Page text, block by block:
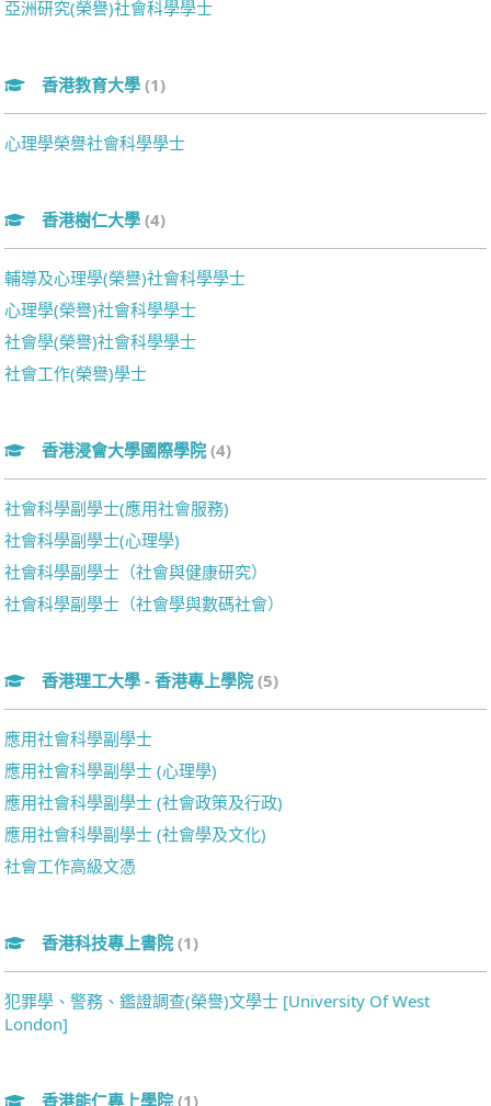
亞洲研究(榮譽)社會科學學士
香港教育大學 (1)
心理學榮譽社會科學學士
香港樹仁大學 (4)
輔導及心理學(榮譽)社會科學學士
心理學(榮譽)社會科學學士
社會學(榮譽)社會科學學士
社會工作(榮譽)學士
香港浸會大學國際學院 (4)
社會科學副學士(應用社會服務)
社會科學副學士(心理學)
社會科學副學士（社會與健康研究）
社會科學副學士（社會學與數碼社會）
香港理工大學 - 香港專上學院 (5)
應用社會科學副學士
應用社會科學副學士 (心理學)
應用社會科學副學士 (社會政策及行政)
應用社會科學副學士 (社會學及文化)
社會工作高級文憑
香港科技專上書院 (1)
犯罪學、警務、鑑證調查(榮譽)文學士 [University Of West
London]
香港能仁專上學院 (1)